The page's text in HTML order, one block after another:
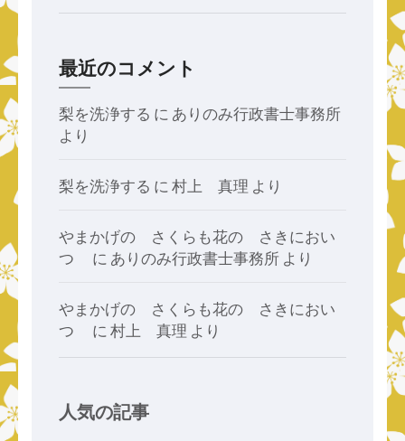
最近のコメント
梨を洗浄する に ありのみ行政書士事務所
より
梨を洗浄する に村上 真理 より
やまかげの さくらも花の さきにおい
つゝ
に ありのみ行政書士事務所 より
やまかげの さくらも花の さきにおい
つゝ
に村上 真理 より
人気の記事